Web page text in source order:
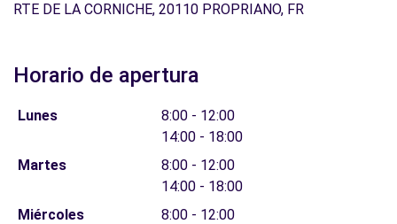
RTE DE LA CORNICHE, 20110 PROPRIANO, FR
Horario de apertura
Lunes
8:00 - 12:00
14:00 - 18:00
Martes
8:00 - 12:00
14:00 - 18:00
Miércoles
8:00 - 12:00